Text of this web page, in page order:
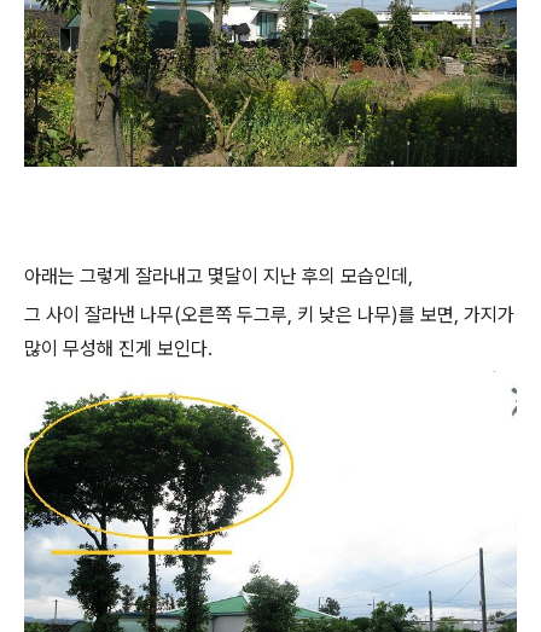
아래는 그렇게 잘라내고 몇달이 지난 후의 모습인데,
그 사이 잘라낸 나무(오른쪽 두그루, 키 낮은 나무)를 보면, 가지가
많이 무성해 진게 보인다.